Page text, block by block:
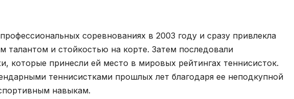
соревнованиях в 2003 году и сразу привлекла
талантом и стойкостью на корте. Затем последовали
которые принесли ей место в мировых рейтингах теннисисток.
теннисистками прошлых лет благодаря ее неподкупной
навыкам.